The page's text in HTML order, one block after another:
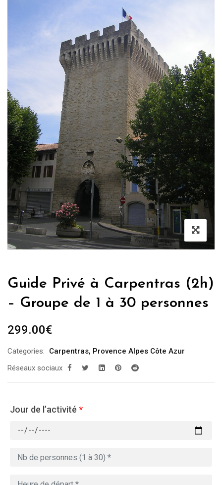
Guide Privé à Carpentras (2h)
– Groupe de 1 à 30 personnes
299.00€
Categories: Carpentras, Provence Alpes Côte Azur
Réseaux sociaux
Jour de l’activité *